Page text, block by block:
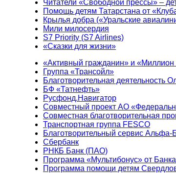
Читатели «Свободной прессы» –
Помощь детям Татарстана от
Крылья добра («Уральские
Мили милосердия
S7 Priority (S7 Airlines)
«Сказки для жизни»
«Активный гражданин» и «Миллион
Группа «Трансойл»
Благотворительная деятельность
БФ «Татнефть»
Русфонд.Навигатор
Совместный проект АО
Совместная благотворительная
Транспортная группа FESCO
Благотворительный сервис Альфа-
Сбербанк
РНКБ Банк (ПАО)
Программа «Мультибонус» от
Программа помощи детям